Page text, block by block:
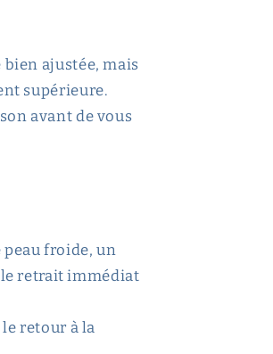
bien ajustée, mais
supérieure.
avant de vous
froide, un
retrait immédiat
retour à la